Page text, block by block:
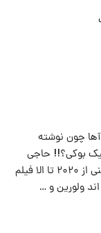
چون نوشته
بوکی؟!! حاجی
چرت و ووک بود. نمرش رو هم نگاه کنید ۶ عه یعنی از ۲۰۲۰ تا الا فیلم